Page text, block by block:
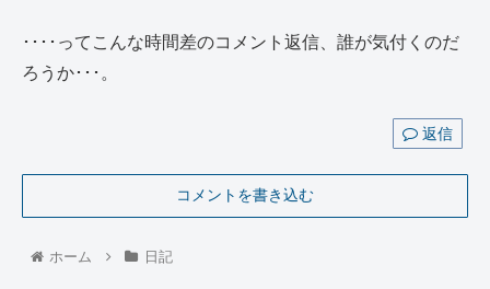
････ってこんな時間差のコメント返信、誰が気付くのだ
ろうか･･･。
返信
コメントを書き込む
ホーム 日記